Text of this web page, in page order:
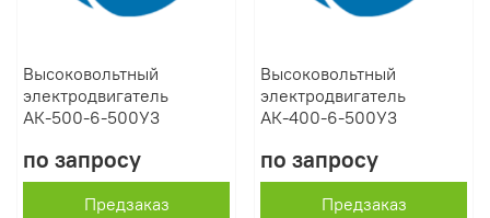
Высоковольтный
электродвигатель
АК-500-6-500У3
по запросу
Предзаказ
Высоковольтный
электродвигатель
АК-400-6-500У3
по запросу
Предзаказ